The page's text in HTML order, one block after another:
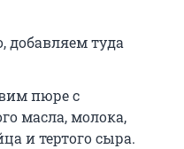
добавляем туда
пюре с
масла, молока,
и тертого сыра.